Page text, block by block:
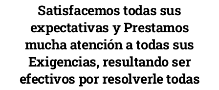
Satisfacemos todas sus
expectativas y Prestamos
mucha atención a todas sus
Exigencias, resultando ser
efectivos por resolverle todas